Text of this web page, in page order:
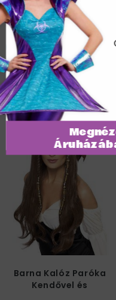
Cikkszám: 36233M
További
Barna Kalóz Paróka
Kendővel és